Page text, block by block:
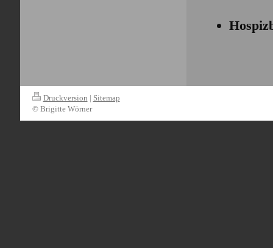
Druckversion | Sitemap
© Brigitte Wörner